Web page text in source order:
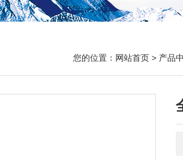
您的位置： 网站首页 > 产品